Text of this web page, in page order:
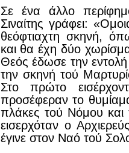
Σε ένα άλλο
Σιναίτης γράφει:
θεόφτιαχτη σκηνή,
και θα έχη δύο
Θεός έδωσε την
την σκηνή τού
Στο πρώτο
προσέφεραν το
πλάκες τού Νόμου και
εισερχόταν ο
έγινε στον Ναό τού